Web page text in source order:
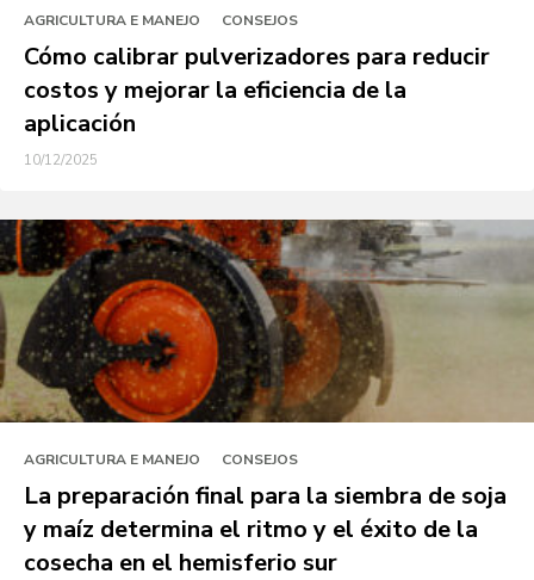
AGRICULTURA E MANEJO CONSEJOS
Cómo calibrar pulverizadores para reducir
costos y mejorar la eficiencia de la
aplicación
10/12/2025
AGRICULTURA E MANEJO CONSEJOS
La preparación final para la siembra de soja
y maíz determina el ritmo y el éxito de la
cosecha en el hemisferio sur